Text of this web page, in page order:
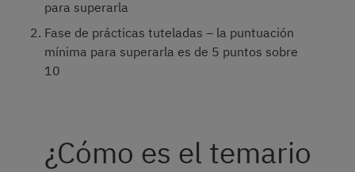
para superarla
Fase de prácticas tuteladas – la puntuación
mínima para superarla es de 5 puntos sobre
10
¿Cómo es el temario